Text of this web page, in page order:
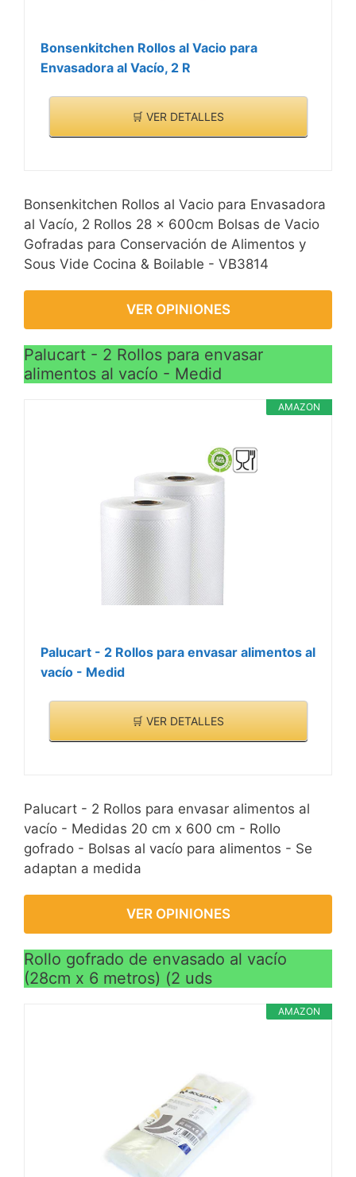
Bonsenkitchen Rollos al Vacio para
Envasadora al Vacío, 2 R
🛒 VER DETALLES
Bonsenkitchen Rollos al Vacio para Envasadora
al Vacío, 2 Rollos 28 x 600cm Bolsas de Vacio
Gofradas para Conservación de Alimentos y
Sous Vide Cocina & Boilable - VB3814
VER OPINIONES
Palucart - 2 Rollos para envasar
alimentos al vacío - Medid
AMAZON
Palucart - 2 Rollos para envasar alimentos al
vacío - Medid
🛒 VER DETALLES
Palucart - 2 Rollos para envasar alimentos al
vacío - Medidas 20 cm x 600 cm - Rollo
gofrado - Bolsas al vacío para alimentos - Se
adaptan a medida
VER OPINIONES
Rollo gofrado de envasado al vacío
(28cm x 6 metros) (2 uds
AMAZON